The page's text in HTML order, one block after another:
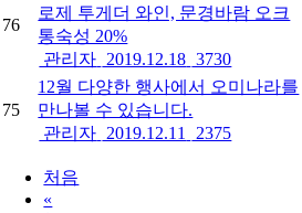
76
로제 투게더 와인, 문경바람 오크
통숙성 20%
관리자 2019.12.18 3730
75
12월 다양한 행사에서 오미나라를
만나볼 수 있습니다.
관리자 2019.12.11 2375
처음
«